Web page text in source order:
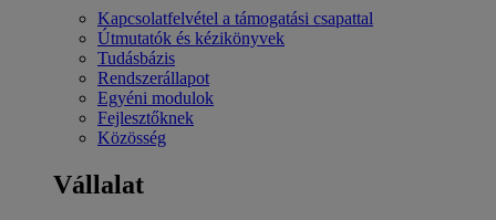
Kapcsolatfelvétel a támogatási csapattal
Útmutatók és kézikönyvek
Tudásbázis
Rendszerállapot
Egyéni modulok
Fejlesztőknek
Közösség
Vállalat